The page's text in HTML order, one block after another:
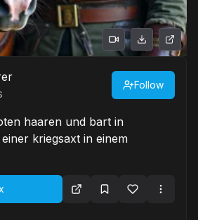
Follow
haaren und bart in
kriegsaxt in einem